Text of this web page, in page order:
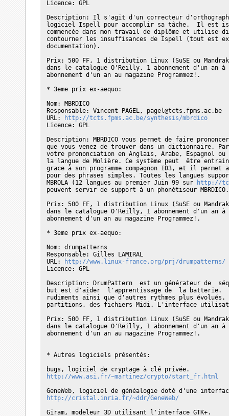
Licence: GPL
Description: Il s'agit d'un correcteur
logiciel Ispell pour accomplir sa tâche.  Il est
commencée dans mon travail de diplôme et utilise
contourner les insuffisances de Ispell (tout est
documentation).
Prix: 500 FF, 1 distribution Linux (SuSE ou
dans le catalogue O'Reilly, 1 abonnement d'un an à
abonnement d'un an au magazine Programmez!.
* 3eme prix ex-aequo:
Nom: MBRDICO
Responsable: Vincent PAGEL, pagel@tcts.fpms.ac.be
URL:
http://tcts.fpms.ac.be/synthesis/mbrdico
Licence: GPL
Description: MBRDICO vous permet de faire
que vous venez de trouver dans un dictionnaire.
votre prononciation en Anglais, Arabe, Espagnol ou
la langue de Molière. Ce système peut  être
grace à son programme compagnon ID3, et il permet
pour des phrases simples. Toutes les langues
MBROLA (12 langues au premier Juin 99 sur
http://
peuvent servir de support à un phonétiseur MBRDICO.
Prix: 500 FF, 1 distribution Linux (SuSE ou
dans le catalogue O'Reilly, 1 abonnement d'un an à
abonnement d'un an au magazine Programmez!.
* 3eme prix ex-aequo:
Nom: drumpatterns
Responsable: Gilles LAMIRAL
URL:
http://www.linux-france.org/prj/drumpatterns/
Licence: GPL
Description: DrumPattern  est un générateur de
but est d'aider  l'apprentissage de  la batterie.
rudiments ainsi que d'autres rythmes plus
partitions, des fichiers Midi. L'interface
Prix: 500 FF, 1 distribution Linux (SuSE ou
dans le catalogue O'Reilly, 1 abonnement d'un an à
abonnement d'un an au magazine Programmez!.
* Autres logiciels présentés:
http://www.asi.fr/~martinez/crypto/start_fr.html
http://cristal.inria.fr/~ddr/GeneWeb/